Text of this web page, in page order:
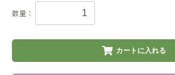
数量：
カートに入れる